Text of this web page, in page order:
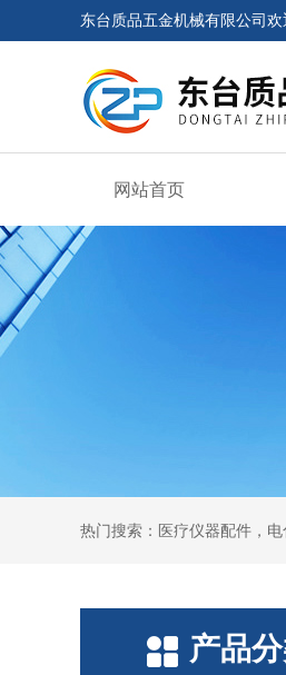
东台质品五金机械有限公司欢
网站首页
热门搜索：医疗仪器配件，
产品